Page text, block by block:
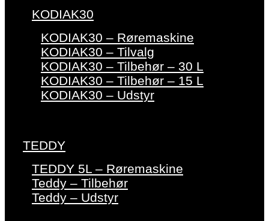
KODIAK30
KODIAK30 – Røremaskine
KODIAK30 – Tilvalg
KODIAK30 – Tilbehør – 30 L
KODIAK30 – Tilbehør – 15 L
KODIAK30 – Udstyr
TEDDY
TEDDY 5L – Røremaskine
Teddy – Tilbehør
Teddy – Udstyr